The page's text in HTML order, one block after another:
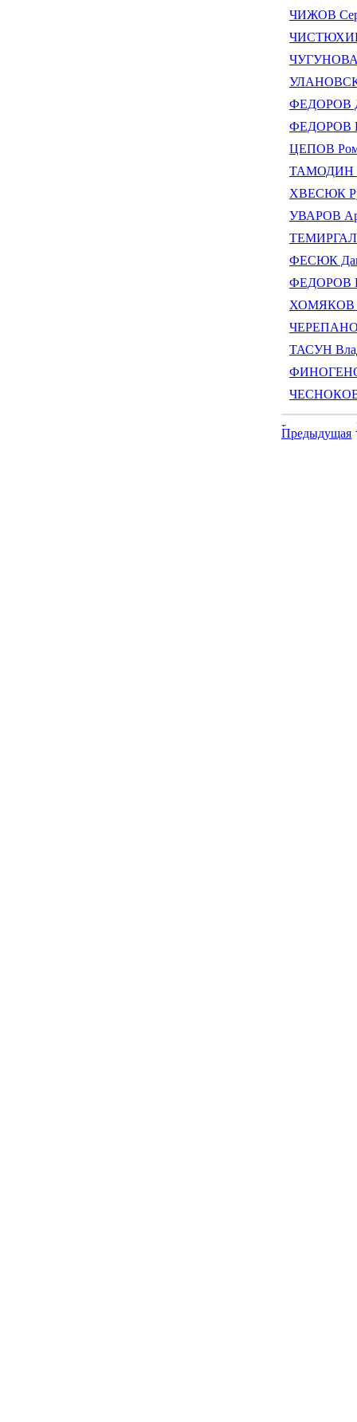
ЧИЖОВ
ЧИСТЮХИН
ЧУГУНОВА
ФЕДОРОВ
ФЕДОРОВ
ЦЕПОВ
ТАМОДИН
ХВЕСЮК
УВАРОВ
ФЕСЮК
ФЕДОРОВ
ХОМЯКОВ
ТАСУН
ЧЕСНОКОВ
Предыдущая